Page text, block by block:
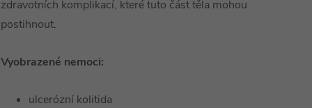
zdravotních komplikací, které tuto část těla mohou
postihnout.
Vyobrazené nemoci:
ulcerózní kolitida